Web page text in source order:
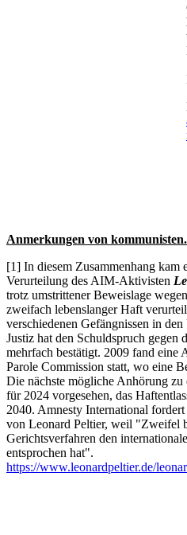
Anmerkungen von
[1] In diesem Zusammenhang kam
Verurteilung des AIM-Aktivisten
trotz umstrittener Beweislage
zweifach lebenslanger Haft
verschiedenen Gefängnissen in
Justiz hat den Schuldspruch gegen
mehrfach bestätigt. 2009 fand eine
Parole Commission statt, wo eine
Die nächste mögliche Anhörung
für 2024 vorgesehen, das
2040. Amnesty International
von Leonard Peltier, weil "Zweifel
Gerichtsverfahren den
entsprochen hat".
https://www.leonardpeltier.de/